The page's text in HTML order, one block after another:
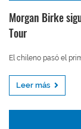
Morgan Birke
Tour
El chileno pasó el
Leer más